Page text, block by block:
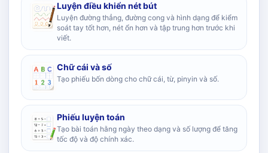
Luyện điều khiển nét bút
Luyện đường thẳng, đường cong và hình dạng để kiểm
soát tay tốt hơn, nét ổn hơn và tập trung hơn trước khi
viết.
Chữ cái và số
Tạo phiếu bốn dòng cho chữ cái, từ, pinyin và số.
Phiếu luyện toán
Tạo bài toán hằng ngày theo dạng và số lượng để tăng
tốc độ và độ chính xác.